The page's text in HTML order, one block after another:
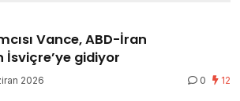
Vance, ABD-İran
gidiyor
2026 0 12